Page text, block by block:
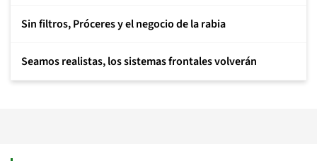
Sin filtros, Próceres y el negocio de la rabia
Seamos realistas, los sistemas frontales volverán